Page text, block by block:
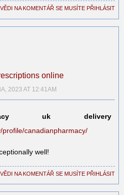
NA KOMENTÁŘ SE MUSÍTE PŘIHLÁSIT
online
2023 AT 12:41AM
uk delivery
canadianpharmacy/
well!
NA KOMENTÁŘ SE MUSÍTE PŘIHLÁSIT